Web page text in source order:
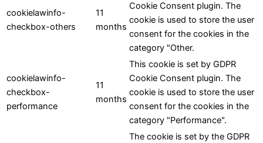
cookielawinfo-
checkbox-others
11
months
Cookie Consent plugin. The
cookie is used to store the user
consent for the cookies in the
category "Other.
cookielawinfo-
checkbox-
performance
11
months
This cookie is set by GDPR
Cookie Consent plugin. The
cookie is used to store the user
consent for the cookies in the
category "Performance".
The cookie is set by the GDPR